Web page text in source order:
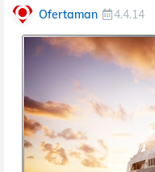
Ofertaman 4.4.14